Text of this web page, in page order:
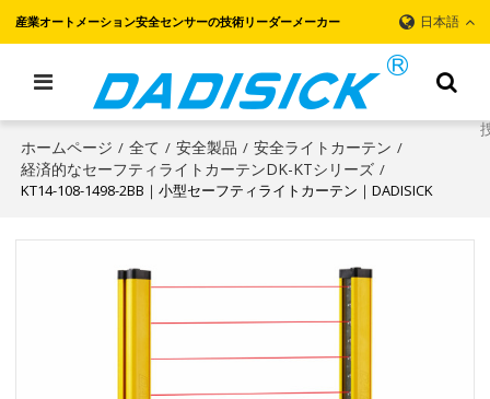
産業オートメーション安全センサーの技術リーダーメーカー 日本語
ホームページ / 全て / 安全製品 / 安全ライトカーテン /
経済的なセーフティライトカーテンDK-KTシリーズ /
KT14-108-1498-2BB｜小型セーフティライトカーテン｜DADISICK